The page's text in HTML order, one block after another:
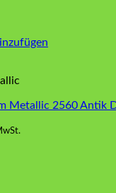
Metallic 2560 Antik